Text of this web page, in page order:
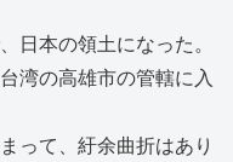
日本の領土になった。
湾の高雄市の管轄に入
って、紆余曲折はあり